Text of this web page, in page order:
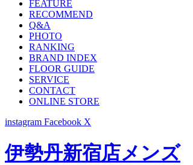
FEATURE
RECOMMEND
Q&A
PHOTO
RANKING
BRAND INDEX
FLOOR GUIDE
SERVICE
CONTACT
ONLINE STORE
instagram Facebook X
伊勢丹新宿店メンズ